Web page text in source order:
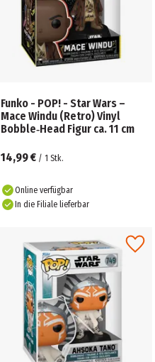
Funko - POP! - Star Wars –
Mace Windu (Retro) Vinyl
Bobble‑Head Figur ca. 11 cm
14,99 € / 1 Stk.
Online verfügbar
In die Filiale lieferbar